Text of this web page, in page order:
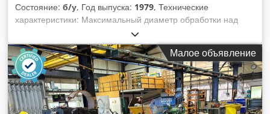
Состояние: б/у, Год выпуска: 1979, Технические
характеристики: Максимальный диаметр обработки над
станиной: 840 мм Максимальный диаметр обработки над
суппортом: 520 мм Максимальная длина обработки: 4000
мм Максимальный диаметр обработки в зоне выточки: 920
мм Длина зоны выточки: 500 мм Codozm S Ahjpfx Ahferf
Диапазон частоты вращения шпинделя: 7,1 - 1400 об/мин
Подача за один оборот: 0,032 - 2,24 мм Диаметр
четырехкулачкового патрона: 800 мм Общая потребляемая
Малое объявление